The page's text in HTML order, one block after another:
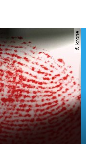
© krone